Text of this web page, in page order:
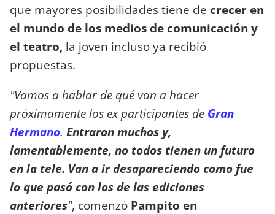
que mayores posibilidades tiene de crecer en
el mundo de los medios de comunicación y
el teatro, la joven incluso ya recibió
propuestas.
"Vamos a hablar de qué van a hacer
próximamente los ex participantes de Gran
Hermano. Entraron muchos y,
lamentablemente, no todos tienen un futuro
en la tele. Van a ir desapareciendo como fue
lo que pasó con los de las ediciones
anteriores", comenzó Pampito en